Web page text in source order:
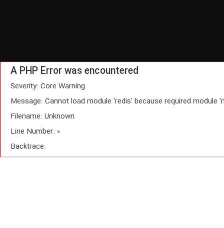
A PHP Error was encountered
Severity: Core Warning
Message: Cannot load module 'redis' because required module
Filename: Unknown
Line Number: 0
Backtrace: